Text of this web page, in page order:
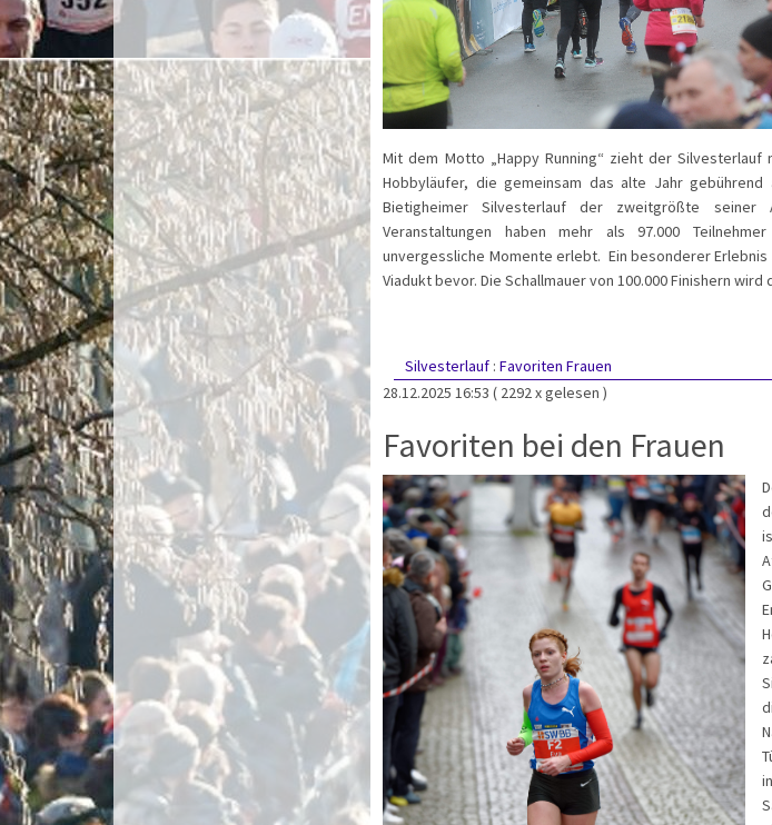
Mit dem Motto „Happy Running“ zieht der
Hobbyläufer, die gemeinsam das alte Jahr
Bietigheimer Silvesterlauf der zweitgrößte
Veranstaltungen haben mehr als 97.000
unvergessliche Momente erlebt. Ein besonderer
Viadukt bevor. Die Schallmauer von 100.000 Finishern wird
Silvesterlauf :Favoriten Frauen
28.12.2025 16:53 ( 2292 x gelesen )
Favoriten bei den Frauen